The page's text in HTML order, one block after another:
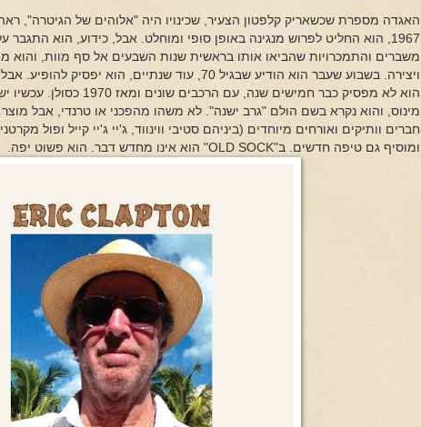
האגדה מספרת שכשאריק קלפטון הצעיר, שכינויו היה "אלוהים של הגיטרה",
1967, הוא החליט לפרוש מנגינה באופן סופי ומוחלט. אבל, כידוע, הוא
משברים והתמכרויות שהביאו אותו בראשית שנות השבעים אל סף מוות, והוא
ויצירה. בשבוע שעבר הוא הודיע שבגיל 70, עוד שנתיים,
מינוס, והוא נקרא בשם הולם "גרב ישנה". לא משהו מהפכני או טרנדי, אבל
חברים וותיקים ואורחים מיוחדים (ביניהם סטיבי ווינווד, ג'יי ג'יי קייל ופול
ומוסיף גם טיפה חדשים. בOLD SOCK"" הוא אינו מחדש דבר. הוא פשוט יפה.